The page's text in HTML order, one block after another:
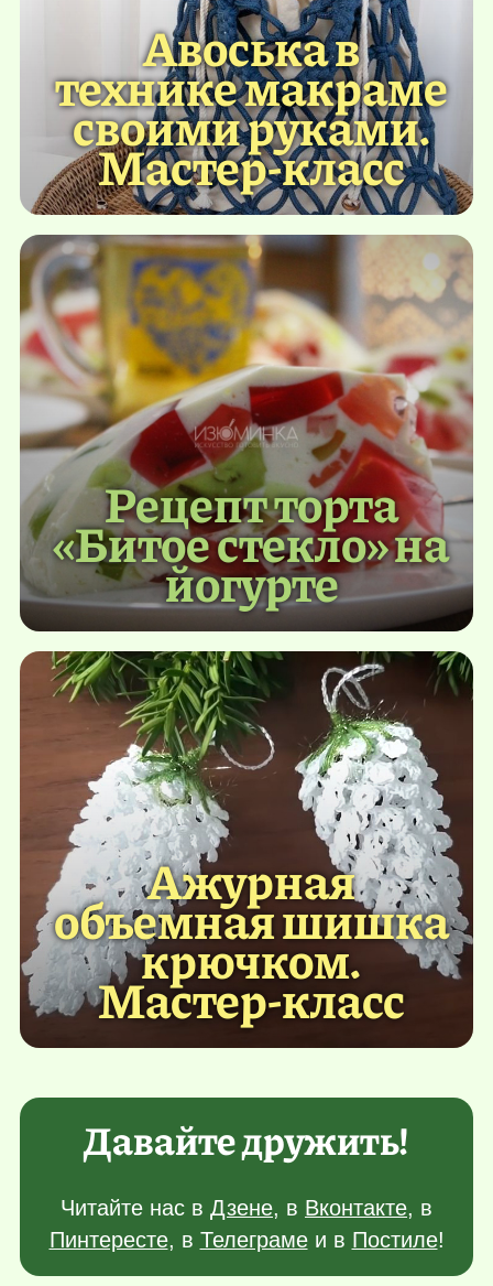
Авоська в
технике макраме
своими руками.
Мастер-класс
Рецепт торта
«Битое стекло» на
йогурте
Ажурная
объемная шишка
крючком.
Мастер-класс
Давайте дружить!
Читайте нас в Дзене, в Вконтакте, в
Пинтересте, в Телеграмеи в Постиле!